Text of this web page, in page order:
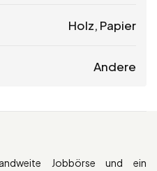
Holz, Papier
Andere
Jobbörse und ein